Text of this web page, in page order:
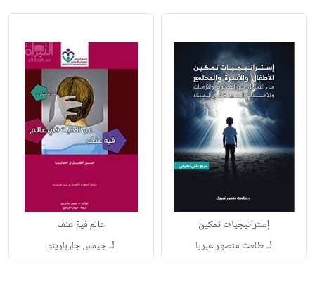
إستراتيجيات تمكين
لـطلعت منصور غبريا
عالم فية عنف
لـجيمس جاربارينو